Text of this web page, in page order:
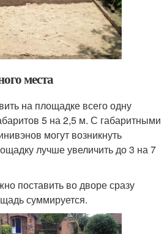
места
на площадке всего одну
5 на 2,5 м. С габаритными
могут возникнуть
лучше увеличить до 3 на 7
поставить во дворе сразу
суммируется.